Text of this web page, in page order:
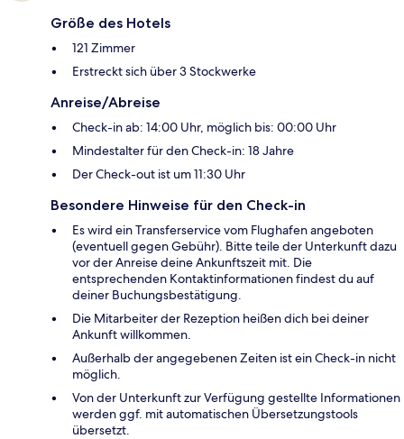
Größe des Hotels
121 Zimmer
Erstreckt sich über 3 Stockwerke
Anreise/Abreise
Check-in ab: 14:00 Uhr, möglich bis: 00:00 Uhr
Mindestalter für den Check-in: 18 Jahre
Der Check-out ist um 11:30 Uhr
Besondere Hinweise für den Check-in
Es wird ein Transferservice vom Flughafen angeboten
(eventuell gegen Gebühr). Bitte teile der Unterkunft dazu
vor der Anreise deine Ankunftszeit mit. Die
entsprechenden Kontaktinformationen findest du auf
deiner Buchungsbestätigung.
Die Mitarbeiter der Rezeption heißen dich bei deiner
Ankunft willkommen.
Außerhalb der angegebenen Zeiten ist ein Check-in nicht
möglich.
Von der Unterkunft zur Verfügung gestellte Informationen
werden ggf. mit automatischen Übersetzungstools
übersetzt.